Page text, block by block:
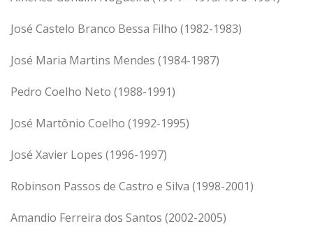
José Castelo Branco Bessa Filho (1982-1983)
José Maria Martins Mendes (1984-1987)
Pedro Coelho Neto (1988-1991)
José Martônio Coelho (1992-1995)
José Xavier Lopes (1996-1997)
Robinson Passos de Castro e Silva (1998-2001)
Amandio Ferreira dos Santos (2002-2005)